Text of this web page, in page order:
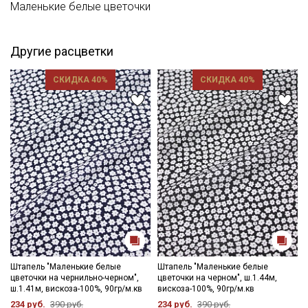
Маленькие белые цветочки
Другие расцветки
СКИДКА 40%
Штапель "Маленькие белые
цветочки на чернильно-черном",
ш.1.41м, вискоза-100%, 90гр/м.кв
234 руб. 390 руб.
СКИДКА 40%
Штапель "Маленькие белые
цветочки на черном", ш.1.44м,
вискоза-100%, 90гр/м.кв
234 руб. 390 руб.